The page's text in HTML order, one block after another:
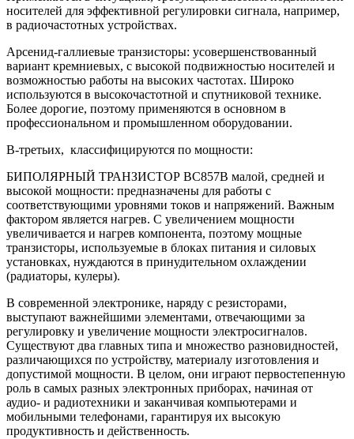
носителей для эффективной регулировки сигнала, например,
в радиочастотных устройствах.
Арсенид-галлиевые транзисторы: усовершенствованный
вариант кремниевых, с высокой подвижностью носителей и
возможностью работы на высоких частотах. Широко
используются в высокочастотной и спутниковой технике.
Более дорогие, поэтому применяются в основном в
профессиональном и промышленном оборудовании.
В-третьих, классифицируются по мощности:
БИПОЛЯРНЫЙ ТРАНЗИСТОР BC857B малой, средней и
высокой мощности: предназначены для работы с
соответствующими уровнями токов и напряжений. Важным
фактором является нагрев. С увеличением мощности
увеличивается и нагрев компонента, поэтому мощные
транзисторы, используемые в блоках питания и силовых
установках, нуждаются в принудительном охлаждении
(радиаторы, кулеры).
В современной электронике, наряду с резисторами,
выступают важнейшими элементами, отвечающими за
регулировку и увеличение мощности электросигналов.
Существуют два главных типа и множество разновидностей,
различающихся по устройству, материалу изготовления и
допустимой мощности. В целом, они играют первостепенную
роль в самых разных электронных приборах, начиная от
аудио- и радиотехники и заканчивая компьютерами и
мобильными телефонами, гарантируя их высокую
продуктивность и действенность.